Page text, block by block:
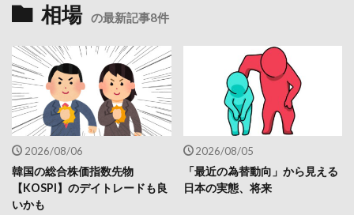
相場 の最新記事8件
2026/08/06
韓国の総合株価指数先物
【KOSPI】のデイトレードも良
いかも
2026/08/05
「最近の為替動向」から見える
日本の実態、将来